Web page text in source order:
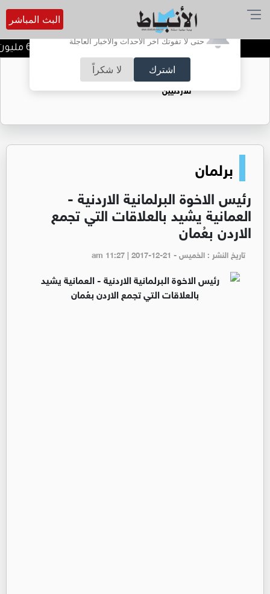
أترغب في تفعيل الإشعارات؟
حتى لا تفوتك آخر الأحداث والأخبار العاجلة
اشترك لا شكراً
البث المباشر
مصفاة البترول تحقق 62.1 مليون دينار أرباحا صافية في النصف الأول من 2026
حقل الريشة حين يتحول الغاز إلى فرص عمل
للأردنيين
برلمان
رئيس الاخوة البرلمانية الاردنية -
العمانية يشيد بالعلاقات التي تجمع
الاردن بعُمان
تاريخ النشر : الخميس - am 11:27 | 2017-12-21